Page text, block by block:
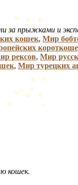
за прыжками и
кошек, Мир
рексов, Мир
, Мир турецких
кошек.